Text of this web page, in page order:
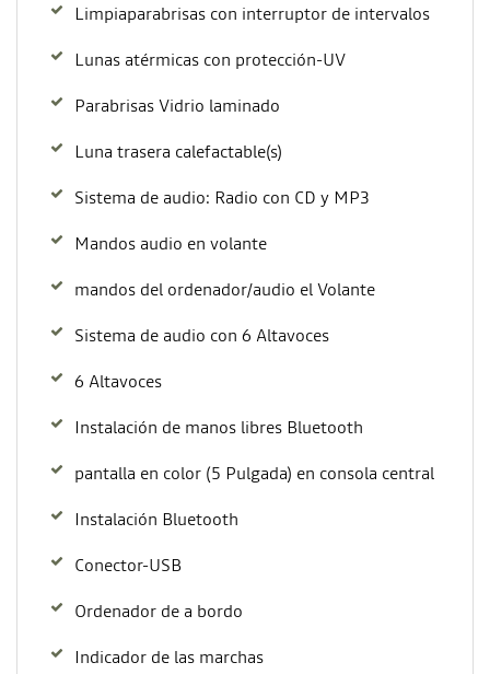
Limpiaparabrisas con interruptor de intervalos
Lunas atérmicas con protección-UV
Parabrisas Vidrio laminado
Luna trasera calefactable(s)
Sistema de audio: Radio con CD y MP3
Mandos audio en volante
mandos del ordenador/audio el Volante
Sistema de audio con 6 Altavoces
6 Altavoces
Instalación de manos libres Bluetooth
pantalla en color (5 Pulgada) en consola central
Instalación Bluetooth
Conector-USB
Ordenador de a bordo
Indicador de las marchas